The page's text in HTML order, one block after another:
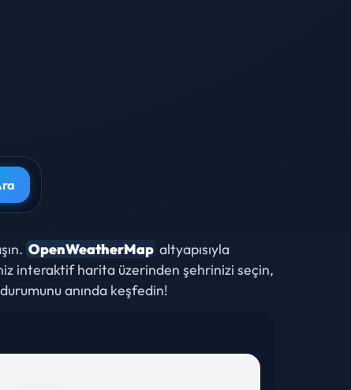
OpenWeatherMap altyapısıyla
interaktif harita üzerinden şehrinizi seçin,
anında keşfedin!